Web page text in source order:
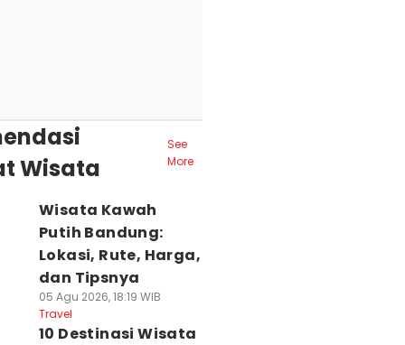
Wisata
See
More
Wisata Kawah
Putih Bandung:
Lokasi, Rute, Harga,
dan Tipsnya
05 Agu 2026, 18:19 WIB
Travel
10 Destinasi Wisata